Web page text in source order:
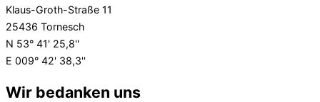
Klaus-Groth-Straße 11
25436 Tornesch
N 53° 41' 25,8''
E 009° 42' 38,3''
Wir bedanken uns